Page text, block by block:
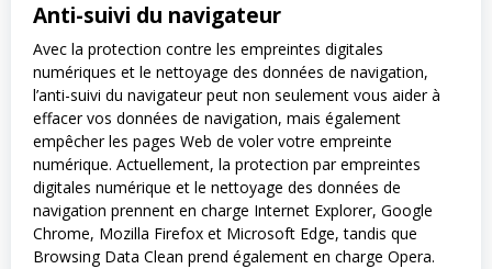
Anti-suivi du navigateur
Avec la protection contre les empreintes digitales
numériques et le nettoyage des données de navigation,
l’anti-suivi du navigateur peut non seulement vous aider à
effacer vos données de navigation, mais également
empêcher les pages Web de voler votre empreinte
numérique. Actuellement, la protection par empreintes
digitales numérique et le nettoyage des données de
navigation prennent en charge Internet Explorer, Google
Chrome, Mozilla Firefox et Microsoft Edge, tandis que
Browsing Data Clean prend également en charge Opera.